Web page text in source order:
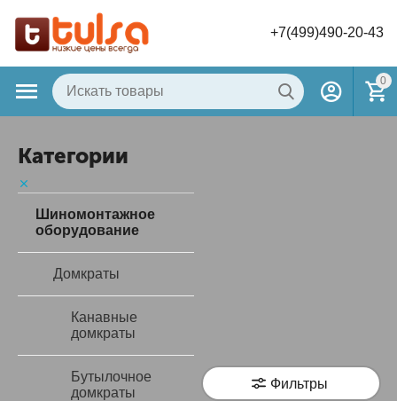
+7(499)490-20-43
0
Категории
Шиномонтажное
оборудование
Домкраты
Канавные
домкраты
Бутылочное
домкраты
Фильтры